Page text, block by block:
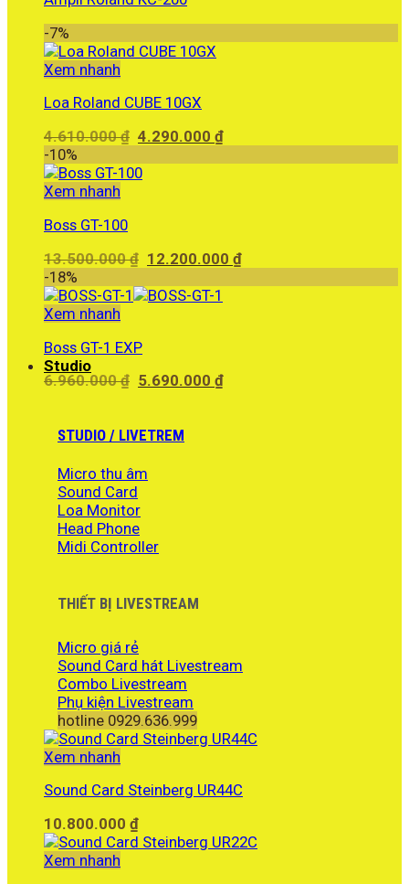
-7%
Xem nhanh
Loa Roland CUBE 10GX
4.610.000₫ Giá
là:
4.290.000₫Giá
-10%
Xem nhanh
Boss GT-100
13.500.000₫ Giá
là:
12.200.000₫Giá
-18%
Xem nhanh
Boss GT-1 EXP
6.960.000₫ Giá
6.960.000 ₫.
5.690.000₫Giá
Studio
STUDIO / LIVETREM
Micro thu âm
Sound Card
Loa Monitor
Head Phone
Midi Controller
THIẾT BỊ LIVESTREAM
Micro giá rẻ
Sound Card hát Livestream
Combo Livestream
Phụ kiện Livestream
hotline 0929.636.999
Xem nhanh
Sound Card Steinberg UR44C
10.800.000 ₫
Xem nhanh